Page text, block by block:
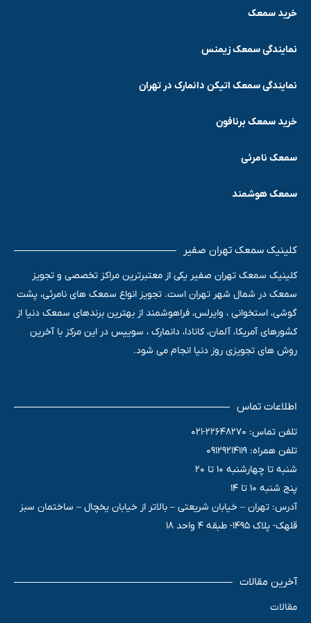
خرید سمعک
نمایندگی سمعک زیمنس
نمایندگی سمعک اتیکن دانمارک در تهران
خرید سمعک برنافون
سمعک نامرئی
سمعک هوشمند
کلینیک سمعک تهران صفیر
کلینیک سمعک تهران صفیر یکی از معتبرترین مراکز تخصصی و تجویز
سمعک در شمال شهر تهران است. تجویز انواع سمعک های نامرئی، پشت
گوشی، استخوانی ، وایرلس، فراهوشمند از بهترین برندهای سمعک دنیا از
کشورهای آمریکا، آلمان، کانادا، دانمارک ، سوییس در این مرکز با آخرین
روش های تجویزی روز دنیا انجام می شود.
اطلاعات تماس
تلفن تماس: 22648270-021
تلفن همراه: 09129214119
شنبه تا چهارشنبه 10 تا 20
پنج شنبه 10 تا 14
آدرس: تهران – خیابان شریعتی – بالاتر از خیابان یخچال – ساختمان سبز
قلهک- پلاک 1495- طبقه 4 واحد 18
آخرین مقالات
مقالات